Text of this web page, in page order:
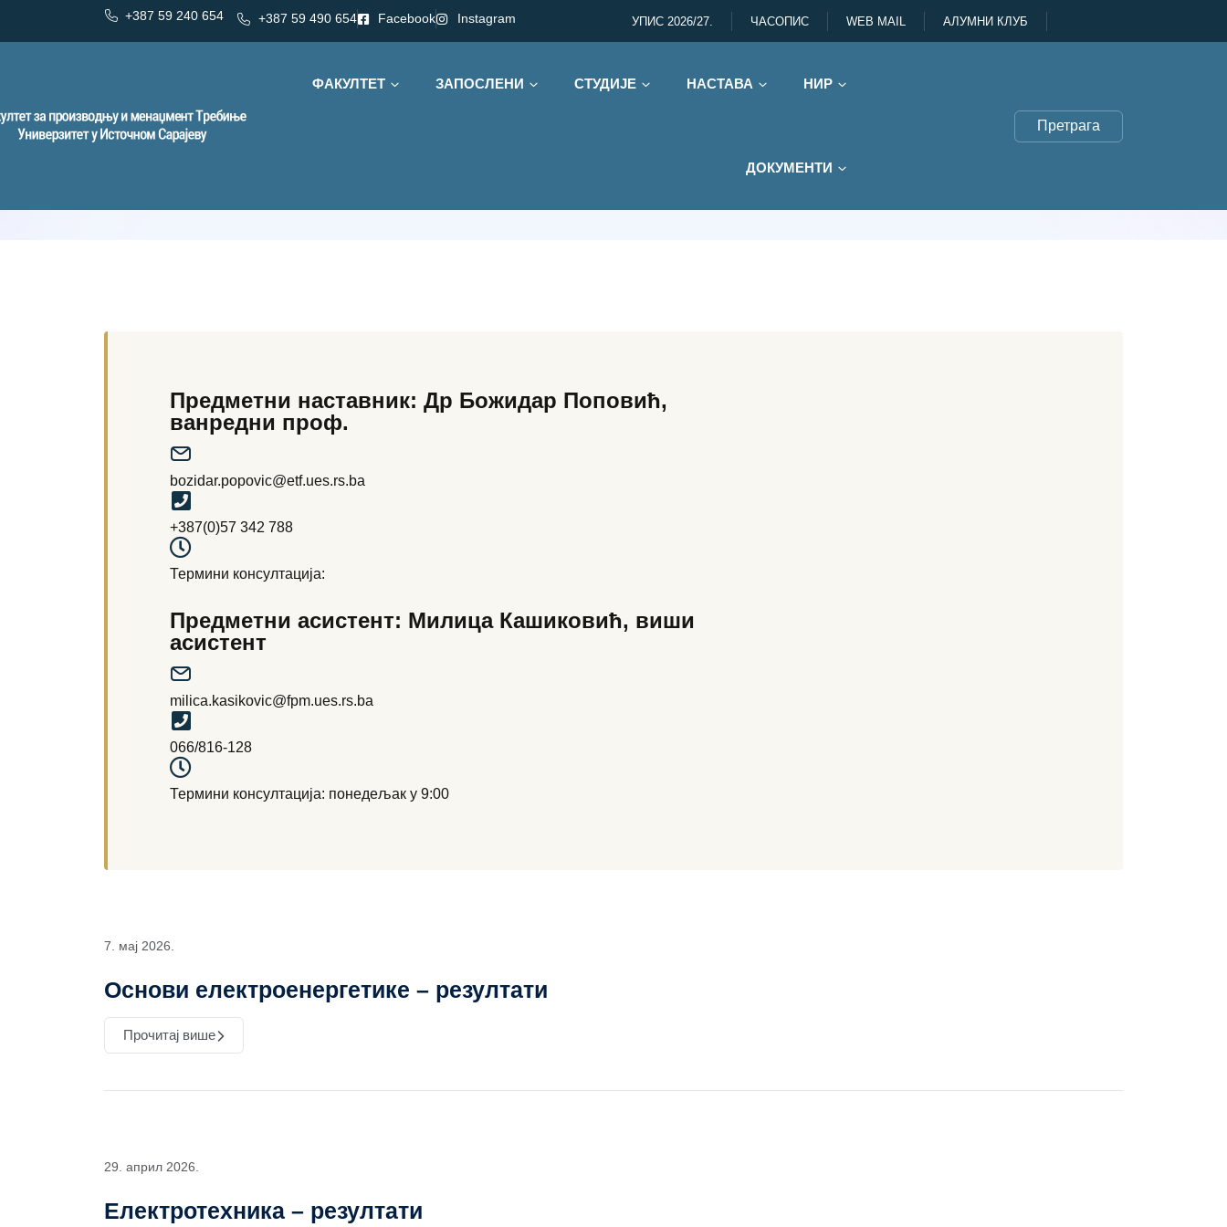
+387 59 240 654 +387 59 490 654 Facebook Instagram УПИС 2026/27. ЧАСОПИС WEB MAIL АЛУМНИ КЛУБ
ФАКУЛТЕТ ЗАПОСЛЕНИ СТУДИЈЕ НАСТАВА НИР
ДОКУМЕНТИ
Претрага
Категорија:Енергетика / Електротехника
Енергетика / Електротехника
Предметни наставник: Др Божидар Поповић,
ванредни проф.
bozidar.popovic@etf.ues.rs.ba
+387(0)57 342 788
Термини консултација:
Предметни асистент: Милица Кашиковић, виши
асистент
milica.kasikovic@fpm.ues.rs.ba
066/816-128
Термини консултација: понедељак у 9:00
7. мај 2026.
Основи електроенергетике – резултати
Прочитај више
29. април 2026.
Електротехника – резултати